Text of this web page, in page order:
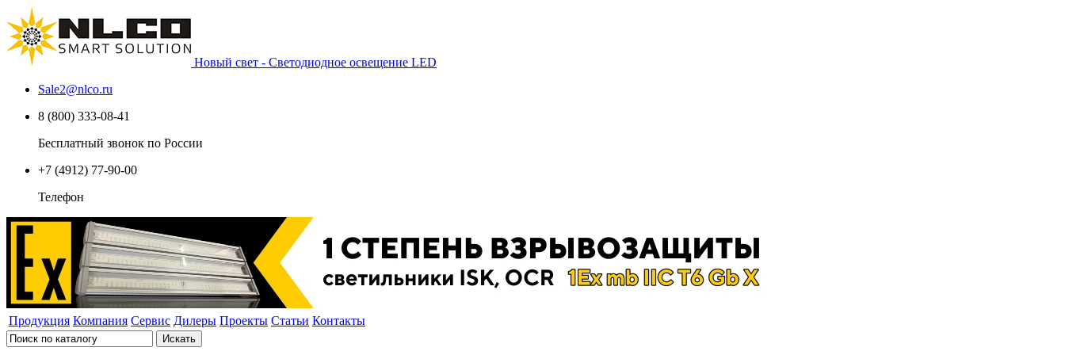
Новый свет - Светодиодное освещение LED
Sale2@nlco.ru
8 (800) 333-08-41
Бесплатный звонок по России
+7 (4912) 77-90-00
Телефон
Продукция Компания Сервис Дилеры Проекты Статьи Контакты